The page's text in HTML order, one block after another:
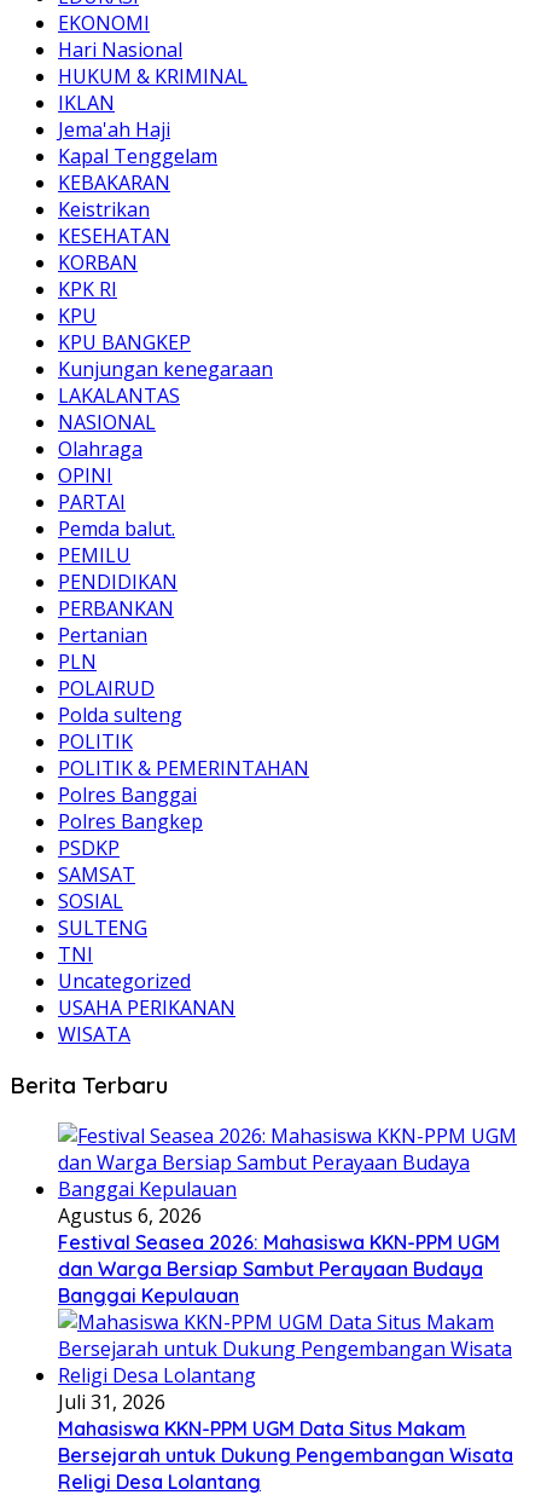
EKONOMI
Hari Nasional
HUKUM & KRIMINAL
IKLAN
Jema'ah Haji
Kapal Tenggelam
KEBAKARAN
Keistrikan
KESEHATAN
KORBAN
KPK RI
KPU
KPU BANGKEP
Kunjungan kenegaraan
LAKALANTAS
NASIONAL
Olahraga
OPINI
PARTAI
Pemda balut.
PEMILU
PENDIDIKAN
PERBANKAN
Pertanian
PLN
POLAIRUD
Polda sulteng
POLITIK
POLITIK & PEMERINTAHAN
Polres Banggai
Polres Bangkep
PSDKP
SAMSAT
SOSIAL
SULTENG
TNI
Uncategorized
USAHA PERIKANAN
WISATA
Berita Terbaru
Agustus 6, 2026
Festival Seasea 2026: Mahasiswa KKN-PPM UGM
dan Warga Bersiap Sambut Perayaan Budaya
Banggai Kepulauan
Juli 31, 2026
Mahasiswa KKN-PPM UGM Data Situs Makam
Bersejarah untuk Dukung Pengembangan Wisata
Religi Desa Lolantang